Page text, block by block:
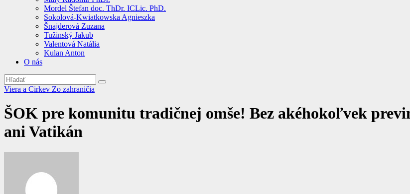
Mordel Štefan doc. ThDr. ICLic. PhD.
Sokolová-Kwiatkowska Agnieszka
Šnajderová Zuzana
Tužinský Jakub
Valentová Natália
Kulan Anton
O nás
Viera a Cirkev Zo zahraničia
ŠOK pre komunitu tradičnej omše! Bez akéhokoľvek
ani Vatikán